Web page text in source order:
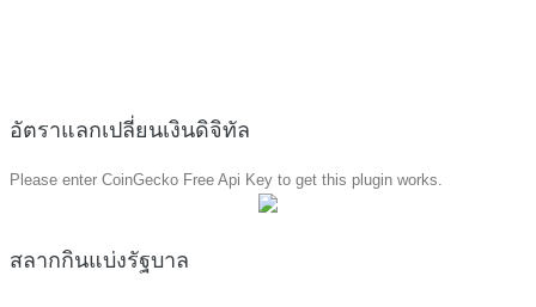
อัตราแลกเปลี่ยนเงินดิจิทัล
Please enter CoinGecko Free Api Key to get this plugin works.
สลากกินแบ่งรัฐบาล